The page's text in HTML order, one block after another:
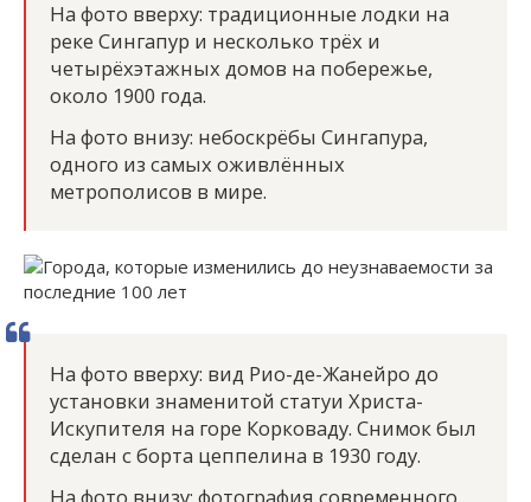
На фото вверху: традиционные лодки на
реке Сингапур и несколько трёх и
четырёхэтажных домов на побережье,
около 1900 года.
На фото внизу: небоскрёбы Сингапура,
одного из самых оживлённых
метрополисов в мире.
На фото вверху: вид Рио-де-Жанейро до
установки знаменитой статуи Христа-
Искупителя на горе Корковаду. Снимок был
сделан с борта цеппелина в 1930 году.